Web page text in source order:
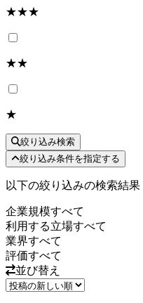
★★★
★★
★
絞り込み検索
絞り込み条件を指定する
以下の絞り込みの検索結果
企業規模すべて
利用する立場すべて
業界すべて
評価すべて
並び替え